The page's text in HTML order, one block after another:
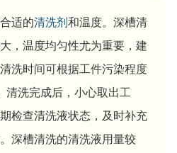
适的清洗剂 和温度。深槽清
，温度均匀性尤为重要，建
洗时间可根据工件污染程度
清洗完成后，小心取出工
检查清洗液状态，及时补充
深槽清洗的清洗液用量较